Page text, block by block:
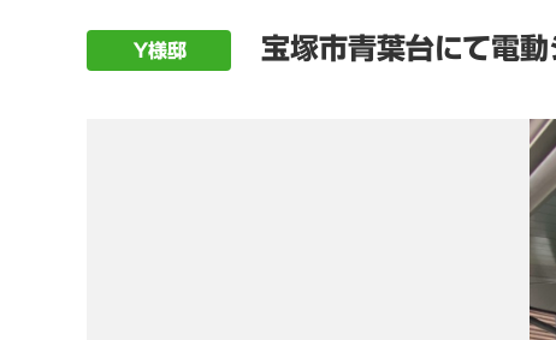
Ｙ様邸 宝塚市青葉台にて電動